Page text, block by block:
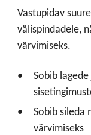
Vastupidav
välispindadele,
värvimiseks.
Sobib
Sobib sileda
värvimiseks